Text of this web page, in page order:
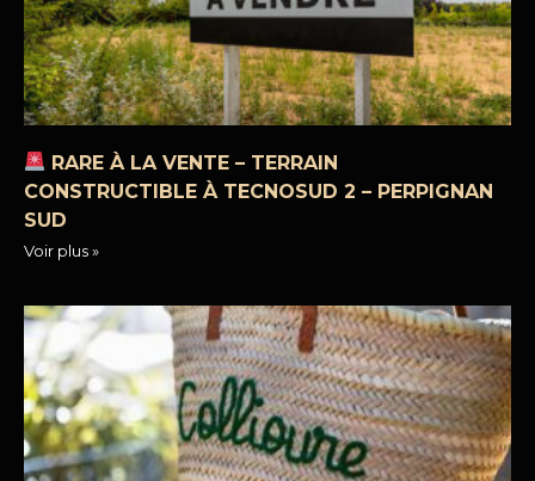
RARE À LA VENTE – TERRAIN
CONSTRUCTIBLE À TECNOSUD 2 – PERPIGNAN
SUD
Voir plus »